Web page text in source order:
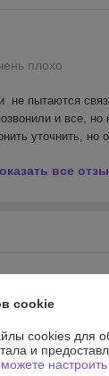
плохо
не пытаются
и все, но
уточнить, но
все
cookie
cookies для
и